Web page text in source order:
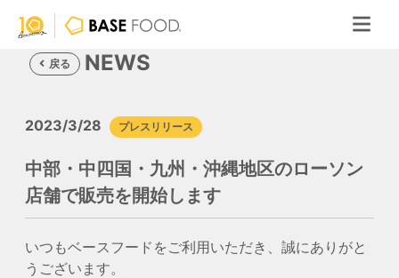
戻る NEWS
2023/3/28 プレスリリース
中部・中四国・九州・沖縄地区のローソン
店舗で販売を開始します
いつもベースフードをご利用いただき、誠にありがと
うございます。